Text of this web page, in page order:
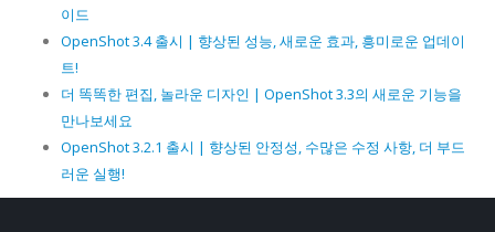
이드
OpenShot 3.4 출시 | 향상된 성능, 새로운 효과, 흥미로운 업데이
트!
더 똑똑한 편집, 놀라운 디자인 | OpenShot 3.3의 새로운 기능을
만나보세요
OpenShot 3.2.1 출시 | 향상된 안정성, 수많은 수정 사항, 더 부드
러운 실행!